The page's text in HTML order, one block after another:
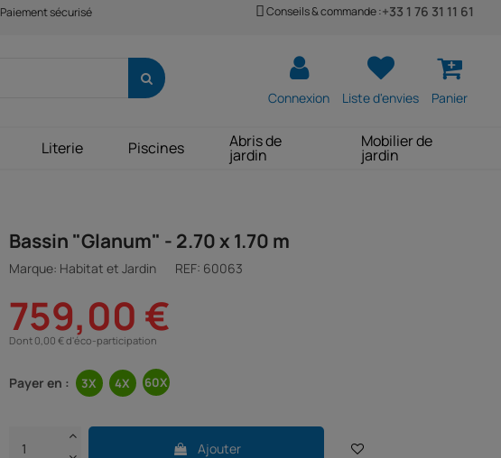
Paiement sécurisé Conseils & commande :+33 1 76 31 11 61
Connexion Liste d'envies Panier
Literie Piscines Abris de
jardin
Mobilier de
jardin
Bassin "Glanum" - 2.70 x 1.70 m
Marque: Habitat et Jardin REF: 60063
759,00 €
Dont 0,00 € d'éco-participation
Payer en :
Ajouter